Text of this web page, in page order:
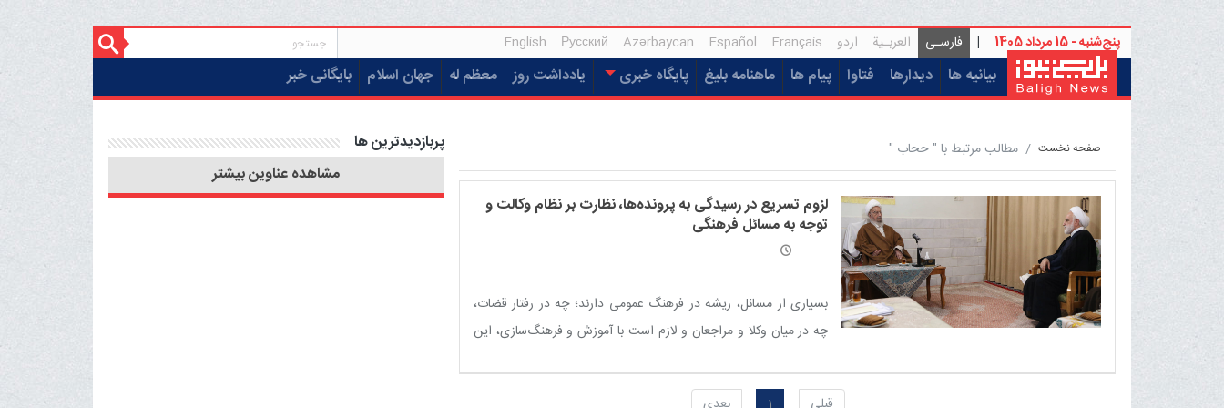
پنج‌شنبه - 15 مرداد 1405 | فارسـی العربـیة اردو Français
Español
Azərbaycan
Русский
English
بیانیه ها دیدارها فتاوا پیام ها ماهنامه بلیغ پایگاه خبری یادداشت روز معظم له جهان اسلام بایگانی خبر
صفحه نخست مطالب مرتبط با " ححاب "
لزوم تسریع در رسیدگی به پرونده‌ها، نظارت بر نظام وکالت و
توجه به مسائل فرهنگی
بسیاری از مسائل، ریشه در فرهنگ عمومی دارند؛ چه در رفتار قضات،
چه در میان وکلا و مراجعان و لازم است با آموزش و فرهنگ‌سازی، این
پربازدیدترین ها
مشاهده عناوین بیشتر